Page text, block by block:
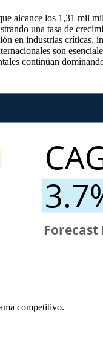
alcance los 1,31 mil
una tasa de
en industrias críticas,
son
continúan
competitivo.